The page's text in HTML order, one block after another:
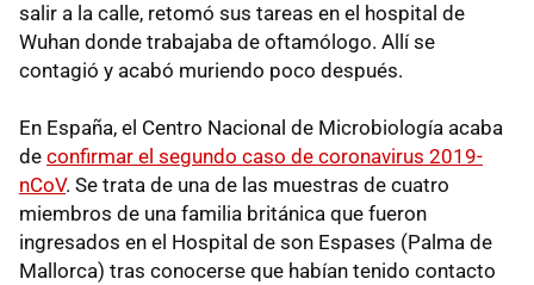
salir a la calle, retomó sus tareas en el hospital de
Wuhan donde trabajaba de oftamólogo. Allí se
contagió y acabó muriendo poco después.
En España, el Centro Nacional de Microbiología acaba
de confirmar el segundo caso de coronavirus 2019-
nCoV. Se trata de una de las muestras de cuatro
miembros de una familia británica que fueron
ingresados en el Hospital de son Espases (Palma de
Mallorca) tras conocerse que habían tenido contacto